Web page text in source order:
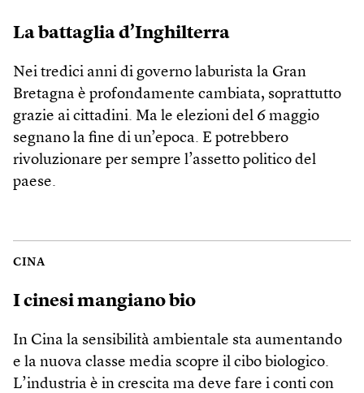
La battaglia d’Inghilterra
Nei tredici anni di governo laburista la Gran
Bretagna è profondamente cambiata, soprattutto
grazie ai cittadini. Ma le elezioni del 6 maggio
segnano la fine di un’epoca. E potrebbero
rivoluzionare per sempre l’assetto politico del
paese.
CINA
I cinesi mangiano bio
In Cina la sensibilità ambientale sta aumentando
e la nuova classe media scopre il cibo biologico.
L’industria è in crescita ma deve fare i conti con